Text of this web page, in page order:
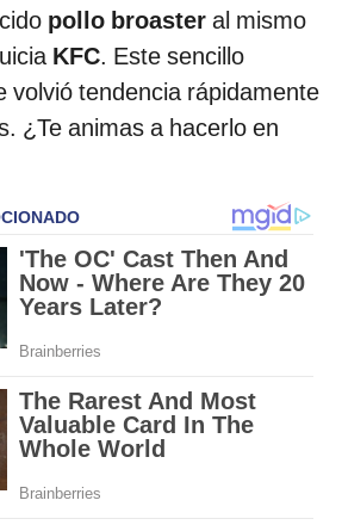
pollo broaster al mismo
KFC. Este sencillo
volvió tendencia rápidamente
¿Te animas a hacerlo en